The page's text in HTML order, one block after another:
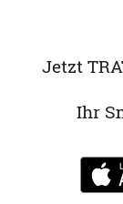
Jetzt
Ihr